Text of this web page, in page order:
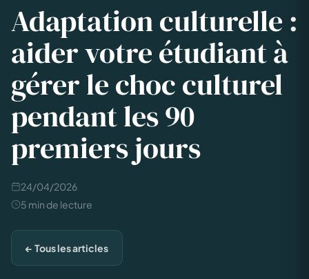
Adaptation culturelle :
aider votre étudiant à
gérer le choc culturel
pendant les 90
premiers jours
24/04/2026
5 min de lecture
← Tous les articles